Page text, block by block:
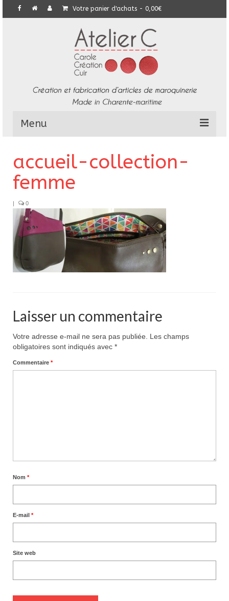
Votre panier d'achats - 0,00€
Menu
E-Boutique
Pour acheter
Contact
accueil-collection-
femme
| 0
Laisser un commentaire
Votre adresse e-mail ne sera pas publiée.
Les champs
obligatoires sont indiqués avec *
Commentaire *
Nom *
E-mail *
Site web